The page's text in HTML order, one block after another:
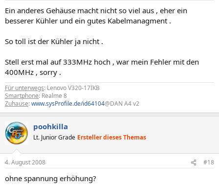
Ein anderes Gehäuse macht nicht so viel aus , eher ein
besserer Kühler und ein gutes Kabelmanagment .
So toll ist der Kühler ja nicht .
Stell erst mal auf 333MHz hoch , war mein Fehler mit den
400MHz , sorry .
Für unterwegs: Lenovo V320-17IKB
Smartphone: Realme 8
Zuhause:www.sysProfile.de/id64104@DAN A4 v2
poohkilla
Lt. Junior Grade Ersteller dieses Themas
4. August 2008 #18
ohne spannung erhöhung?